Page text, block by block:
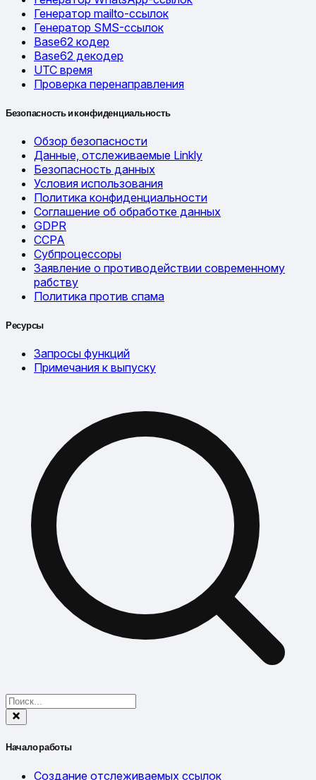
Генератор mailto-ссылок
Генератор SMS-ссылок
Base62 кодер
Base62 декодер
UTC время
Проверка перенаправления
Безопасность и конфиденциальность
Обзор безопасности
Данные, отслеживаемые Linkly
Безопасность данных
Условия использования
Политика конфиденциальности
Соглашение об обработке данных
GDPR
CCPA
Субпроцессоры
Заявление о противодействии современному
рабству
Политика против спама
Ресурсы
Запросы функций
Примечания к выпуску
Начало работы
Создание отслеживаемых ссылок